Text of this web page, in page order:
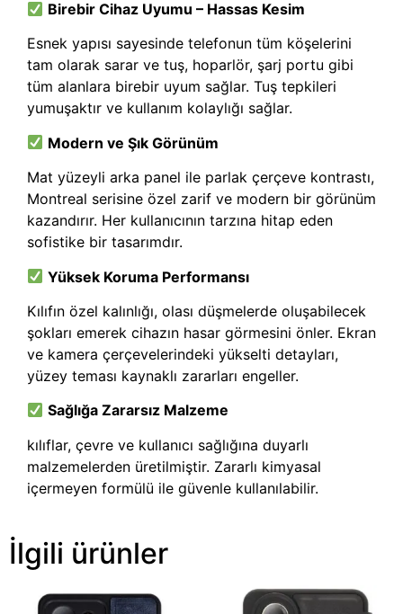
Birebir Cihaz Uyumu – Hassas Kesim
Esnek yapısı sayesinde telefonun tüm köşelerini
tam olarak sarar ve tuş, hoparlör, şarj portu gibi
tüm alanlara birebir uyum sağlar. Tuş tepkileri
yumuşaktır ve kullanım kolaylığı sağlar.
Modern ve Şık Görünüm
Mat yüzeyli arka panel ile parlak çerçeve kontrastı,
Montreal serisine özel zarif ve modern bir görünüm
kazandırır. Her kullanıcının tarzına hitap eden
sofistike bir tasarımdır.
Yüksek Koruma Performansı
Kılıfın özel kalınlığı, olası düşmelerde oluşabilecek
şokları emerek cihazın hasar görmesini önler. Ekran
ve kamera çerçevelerindeki yükselti detayları,
yüzey teması kaynaklı zararları engeller.
Sağlığa Zararsız Malzeme
kılıflar, çevre ve kullanıcı sağlığına duyarlı
malzemelerden üretilmiştir. Zararlı kimyasal
içermeyen formülü ile güvenle kullanılabilir.
İlgili ürünler